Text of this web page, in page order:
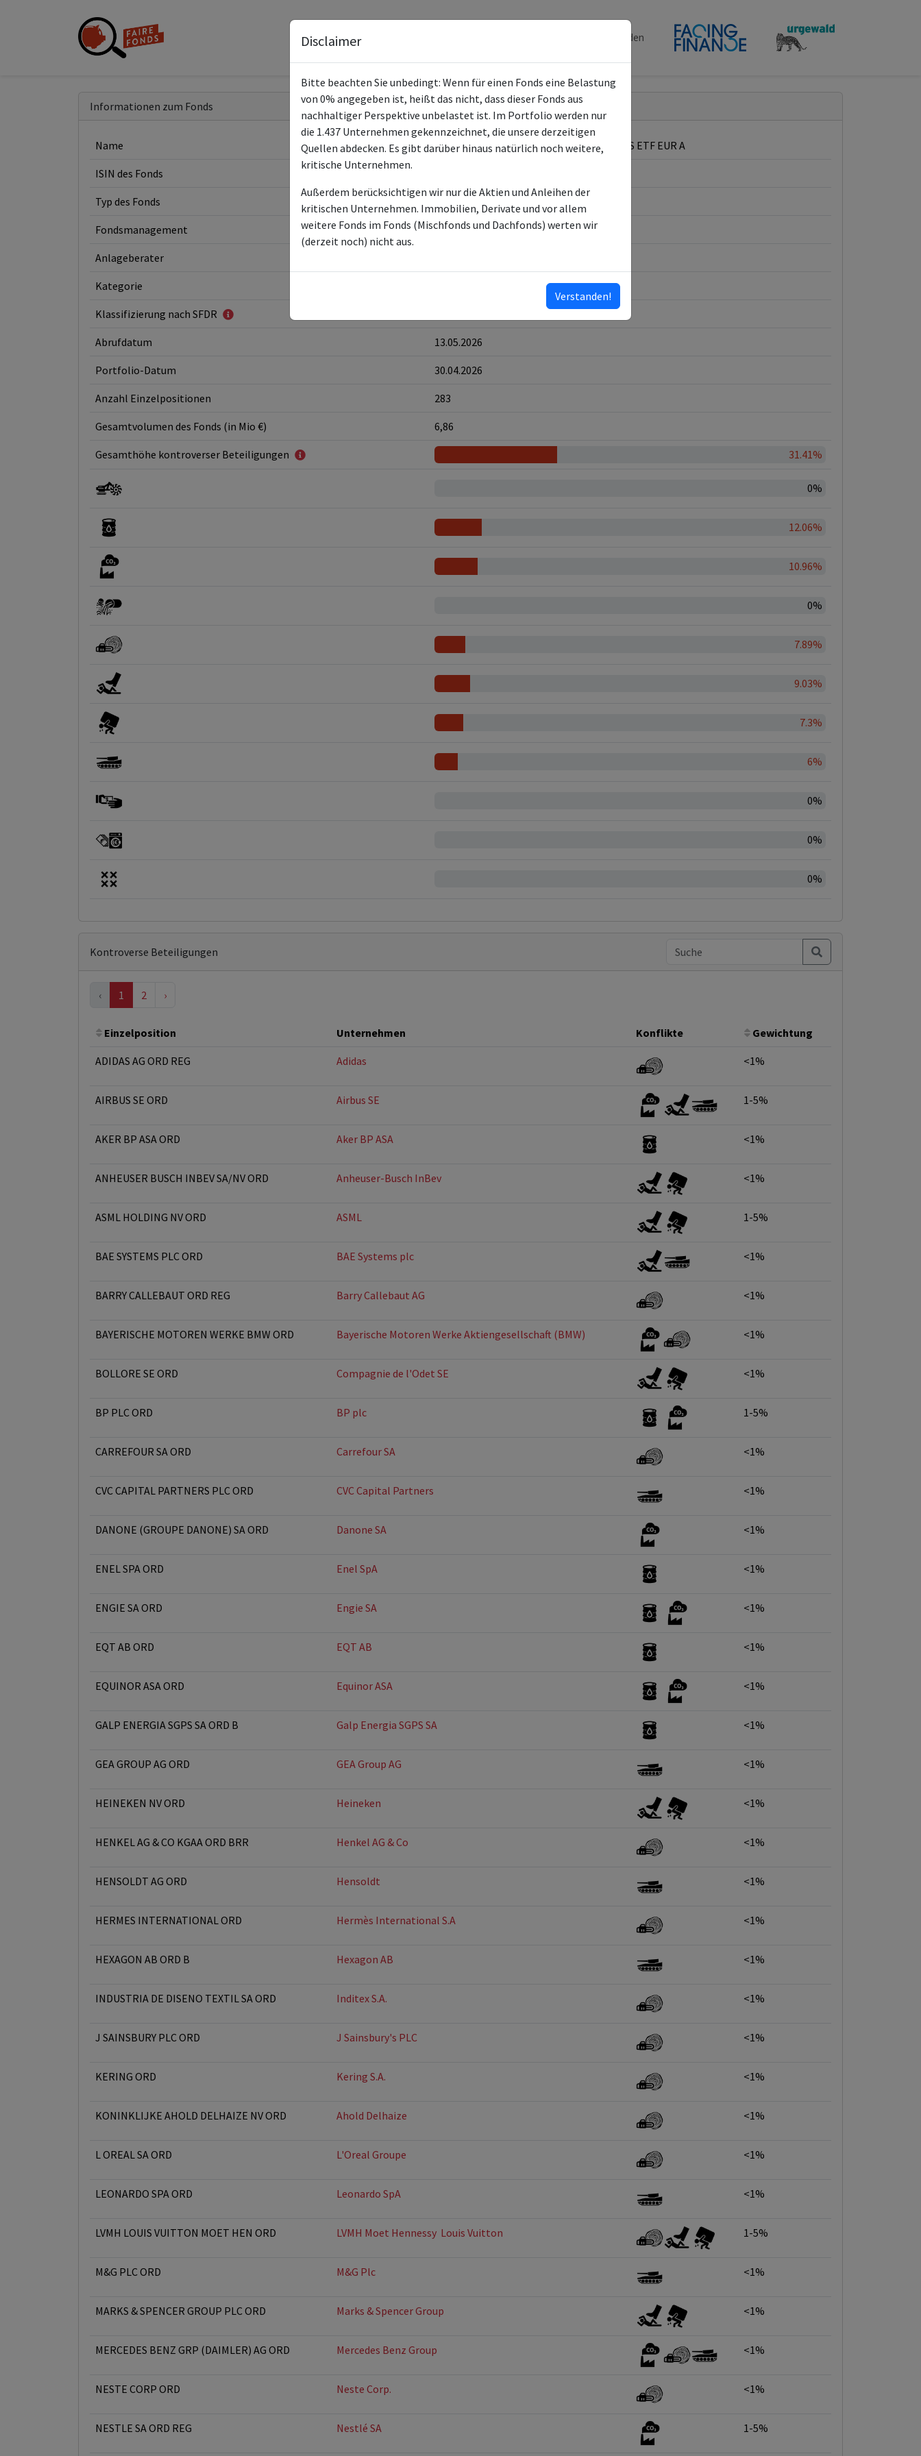
Fonds Spenden
Informationen zum Fonds
Name iShares MSCI Europ Clmt Trans Awre UCITS ETF EUR A
ISIN des Fonds
Typ des Fonds ETF
Fondsmanagement BlackRock Asset Management Ireland Ltd
Anlageberater
Kategorie
Klassifizierung nach SFDR
Abrufdatum 13.05.2026
Portfolio-Datum 30.04.2026
Anzahl Einzelpositionen 283
Gesamtvolumen des Fonds (in Mio €) 6,86
Gesamthöhe kontroverser Beteiligungen 31.41%
0%
12.06%
10.96%
0%
7.89%
9.03%
7.3%
6%
0%
0%
0%
Kontroverse Beteiligungen
‹ 1 2 ›
Einzelposition Unternehmen Konflikte Gewichtung
ADIDAS AG ORD REG Adidas <1%
AIRBUS SE ORD Airbus SE 1-5%
AKER BP ASA ORD Aker BP ASA <1%
ANHEUSER BUSCH INBEV SA/NV ORD Anheuser-Busch InBev <1%
ASML HOLDING NV ORD ASML 1-5%
BAE SYSTEMS PLC ORD BAE Systems plc <1%
BARRY CALLEBAUT ORD REG Barry Callebaut AG <1%
BAYERISCHE MOTOREN WERKE BMW ORD Bayerische Motoren Werke Aktiengesellschaft (BMW) <1%
BOLLORE SE ORD Compagnie de l'Odet SE <1%
BP PLC ORD BP plc 1-5%
CARREFOUR SA ORD Carrefour SA <1%
CVC CAPITAL PARTNERS PLC ORD CVC Capital Partners <1%
DANONE (GROUPE DANONE) SA ORD Danone SA <1%
ENEL SPA ORD Enel SpA <1%
ENGIE SA ORD Engie SA <1%
EQT AB ORD EQT AB <1%
EQUINOR ASA ORD Equinor ASA <1%
GALP ENERGIA SGPS SA ORD B Galp Energia SGPS SA <1%
GEA GROUP AG ORD GEA Group AG <1%
HEINEKEN NV ORD Heineken <1%
HENKEL AG & CO KGAA ORD BRR Henkel AG & Co <1%
HENSOLDT AG ORD Hensoldt <1%
HERMES INTERNATIONAL ORD Hermès International S.A <1%
HEXAGON AB ORD B Hexagon AB <1%
INDUSTRIA DE DISENO TEXTIL SA ORD Inditex S.A. <1%
J SAINSBURY PLC ORD J Sainsbury's PLC <1%
KERING ORD Kering S.A. <1%
KONINKLIJKE AHOLD DELHAIZE NV ORD Ahold Delhaize <1%
L OREAL SA ORD L'Oreal Groupe <1%
LEONARDO SPA ORD Leonardo SpA <1%
LVMH LOUIS VUITTON MOET HEN ORD LVMH Moet Hennessy  Louis Vuitton 1-5%
M&G PLC ORD M&G Plc <1%
MARKS & SPENCER GROUP PLC ORD Marks & Spencer Group <1%
MERCEDES BENZ GRP (DAIMLER) AG ORD Mercedes Benz Group <1%
NESTE CORP ORD Neste Corp. <1%
NESTLE SA ORD REG Nestlé SA 1-5%
Disclaimer
Bitte beachten Sie unbedingt: Wenn für einen Fonds eine Belastung
von 0% angegeben ist, heißt das nicht, dass dieser Fonds aus
nachhaltiger Perspektive unbelastet ist. Im Portfolio werden nur
die 1.437 Unternehmen gekennzeichnet, die unsere derzeitigen
Quellen abdecken. Es gibt darüber hinaus natürlich noch weitere,
kritische Unternehmen.
Außerdem berücksichtigen wir nur die Aktien und Anleihen der
kritischen Unternehmen. Immobilien, Derivate und vor allem
weitere Fonds im Fonds (Mischfonds und Dachfonds) werten wir
(derzeit noch) nicht aus.
Verstanden!